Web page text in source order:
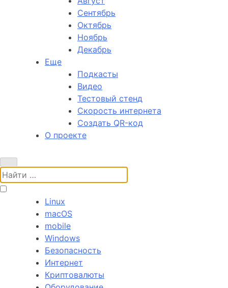
Сентябрь
Октябрь
Ноябрь
Декабрь
Еще
Подкасты
Видео
Тестовый стенд
Скорость интернета
Создать QR-код
О проекте
Поиск:
Linux
macOS
mobile
Windows
Безопасность
Интернет
Криптовалюты